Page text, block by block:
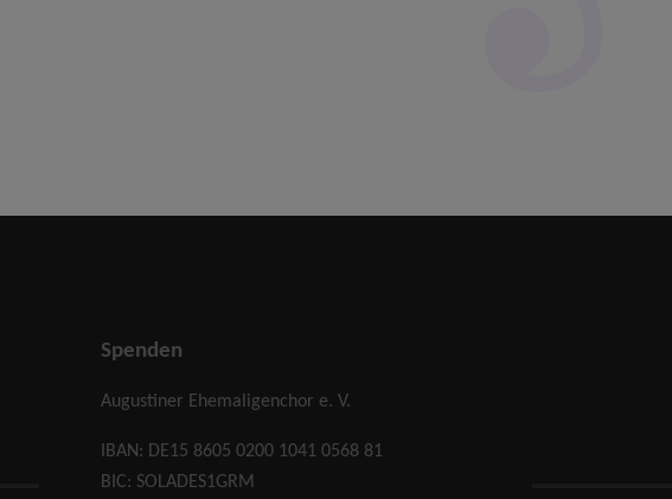
Spenden
Augustiner Ehemaligenchor e. V.
IBAN: DE15 8605 0200 1041 0568 81
BIC: SOLADES1GRM